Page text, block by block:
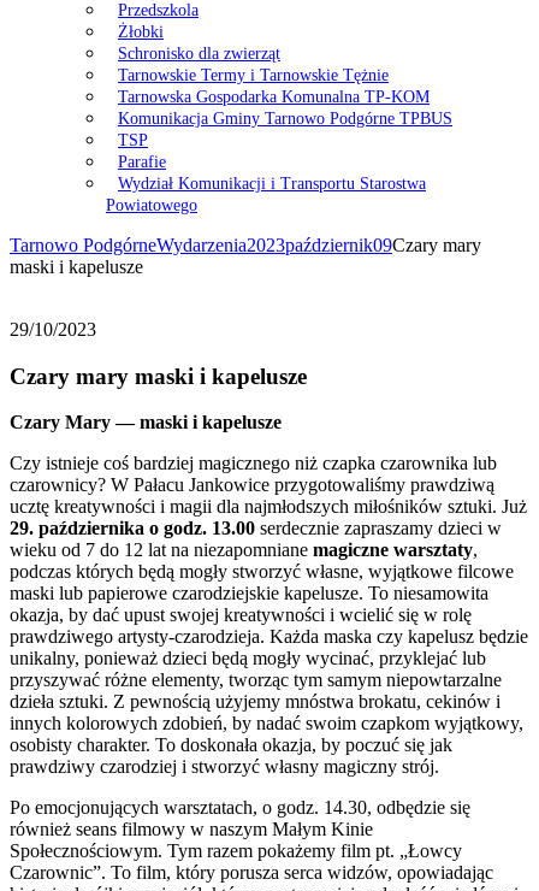
Przedszkola
Żłobki
Schronisko dla zwierząt
Tarnowskie Termy i Tarnowskie Tężnie
Tarnowska Gospodarka Komunalna TP-KOM
Komunikacja Gminy Tarnowo Podgórne TPBUS
TSP
Parafie
Wydział Komunikacji i Transportu Starostwa
Powiatowego
Tarnowo PodgórneWydarzenia2023październik09Czary mary
maski i kapelusze
29/10/2023
Czary mary maski i kapelusze
Czary Mary — maski i kapelusze
Czy istnieje coś bardziej magicznego niż czapka czarownika lub
czarownicy? W Pałacu Jankowice przygotowaliśmy prawdziwą
ucztę kreatywności i magii dla najmłodszych miłośników sztuki. Już
29. października o godz. 13.00 serdecznie zapraszamy dzieci w
wieku od 7 do 12 lat na niezapomniane magiczne warsztaty,
podczas których będą mogły stworzyć własne, wyjątkowe filcowe
maski lub papierowe czarodziejskie kapelusze. To niesamowita
okazja, by dać upust swojej kreatywności i wcielić się w rolę
prawdziwego artysty-czarodzieja. Każda maska czy kapelusz będzie
unikalny, ponieważ dzieci będą mogły wycinać, przyklejać lub
przyszywać różne elementy, tworząc tym samym niepowtarzalne
dzieła sztuki. Z pewnością użyjemy mnóstwa brokatu, cekinów i
innych kolorowych zdobień, by nadać swoim czapkom wyjątkowy,
osobisty charakter. To doskonała okazja, by poczuć się jak
prawdziwy czarodziej i stworzyć własny magiczny strój.
Po emocjonujących warsztatach, o godz. 14.30, odbędzie się
również seans filmowy w naszym Małym Kinie
Społecznościowym. Tym razem pokażemy film pt. „Łowcy
Czarownic”. To film, który porusza serca widzów, opowiadając